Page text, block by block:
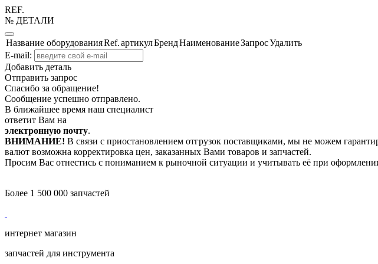
REF.
№ ДЕТАЛИ
Название оборудованияRef.артикулБрендНаименованиеЗапросУдалить
E-mail:
Добавить деталь
Отправить запрос
Спасибо за обращение!
Сообщение успешно отправлено.
В ближайшее время наш специалист
ответит Вам на
электронную почту.
ВНИМАНИЕ! В связи с приостановлением отгрузок поставщиками, мы не можем
валют возможна корректировка цен, заказанных Вами товаров и запчастей.
Просим Вас отнестись с пониманием к рыночной ситуации и учитывать её при
Более 1 500 000 запчастей
интернет магазин
запчастей для инструмента